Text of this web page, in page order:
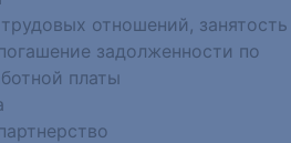
отношений, занятость
задолженности по
платы